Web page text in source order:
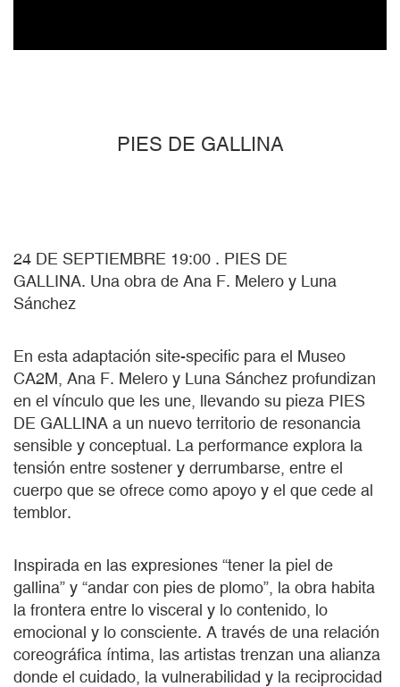
PIES DE GALLINA
24 DE SEPTIEMBRE 19:00 . PIES DE
GALLINA. Una obra de Ana F. Melero y Luna
Sánchez
En esta adaptación site-specific para el Museo
CA2M, Ana F. Melero y Luna Sánchez profundizan
en el vínculo que les une, llevando su pieza PIES
DE GALLINA a un nuevo territorio de resonancia
sensible y conceptual. La performance explora la
tensión entre sostener y derrumbarse, entre el
cuerpo que se ofrece como apoyo y el que cede al
temblor.
Inspirada en las expresiones “tener la piel de
gallina” y “andar con pies de plomo”, la obra habita
la frontera entre lo visceral y lo contenido, lo
emocional y lo consciente. A través de una relación
coreográfica íntima, las artistas trenzan una alianza
donde el cuidado, la vulnerabilidad y la reciprocidad